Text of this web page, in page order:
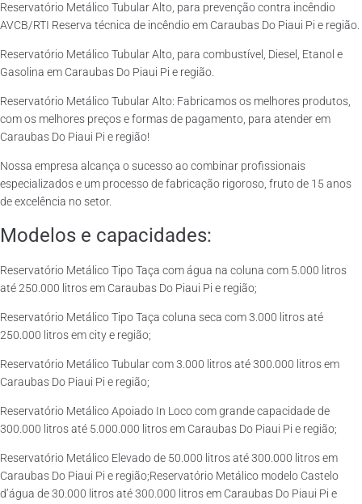
Reservatório Metálico Tubular Alto, para prevenção contra incêndio
AVCB/RTI Reserva técnica de incêndio em Caraubas Do Piaui Pi e região.
Reservatório Metálico Tubular Alto, para combustível, Diesel, Etanol e
Gasolina em Caraubas Do Piaui Pi e região.
Reservatório Metálico Tubular Alto: Fabricamos os melhores produtos,
com os melhores preços e formas de pagamento, para atender em
Caraubas Do Piaui Pi e região!
Nossa empresa alcança o sucesso ao combinar profissionais
especializados e um processo de fabricação rigoroso, fruto de 15 anos
de excelência no setor.
Modelos e capacidades:
Reservatório Metálico Tipo Taça com água na coluna com 5.000 litros
até 250.000 litros em Caraubas Do Piaui Pi e região;
Reservatório Metálico Tipo Taça coluna seca com 3.000 litros até
250.000 litros em city e região;
Reservatório Metálico Tubular com 3.000 litros até 300.000 litros em
Caraubas Do Piaui Pi e região;
Reservatório Metálico Apoiado In Loco com grande capacidade de
300.000 litros até 5.000.000 litros em Caraubas Do Piaui Pi e região;
Reservatório Metálico Elevado de 50.000 litros até 300.000 litros em
Caraubas Do Piaui Pi e região;Reservatório Metálico modelo Castelo
d’água de 30.000 litros até 300.000 litros em Caraubas Do Piaui Pi e